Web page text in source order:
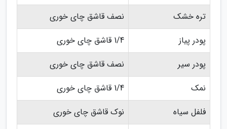
تره خشک
نصف قاشق چای خوری
پودر پیاز
1/4 قاشق چای خوری
پودر سیر
نصف قاشق چای خوری
نمک
1/4 قاشق چای خوری
فلفل سیاه
نوک قاشق چای خوری